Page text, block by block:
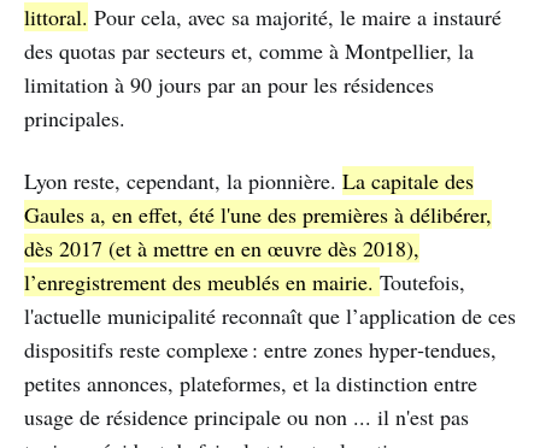
littoral. Pour cela, avec sa majorité, le maire a instauré
des quotas par secteurs et, comme à Montpellier, la
limitation à 90 jours par an pour les résidences
principales.
Lyon reste, cependant, la pionnière. La capitale des
Gaules a, en effet, été l'une des premières à délibérer,
dès 2017 (et à mettre en en œuvre dès 2018),
l’enregistrement des meublés en mairie. Toutefois,
l'actuelle municipalité reconnaît que l’application de ces
dispositifs reste complexe : entre zones hyper‑tendues,
petites annonces, plateformes, et la distinction entre
usage de résidence principale ou non ... il n'est pas